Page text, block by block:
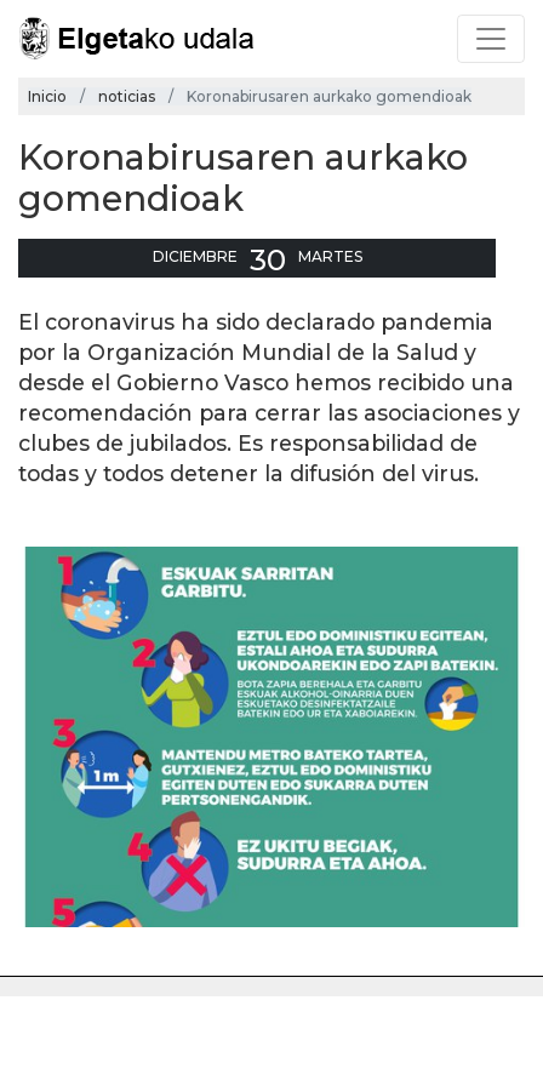
Inicio noticias Koronabirusaren aurkako gomendioak
Koronabirusaren aurkako
gomendioak
DICIEMBRE 30 MARTES
El coronavirus ha sido declarado pandemia
por la Organización Mundial de la Salud y
desde el Gobierno Vasco hemos recibido una
recomendación para cerrar las asociaciones y
clubes de jubilados. Es responsabilidad de
todas y todos detener la difusión del virus.